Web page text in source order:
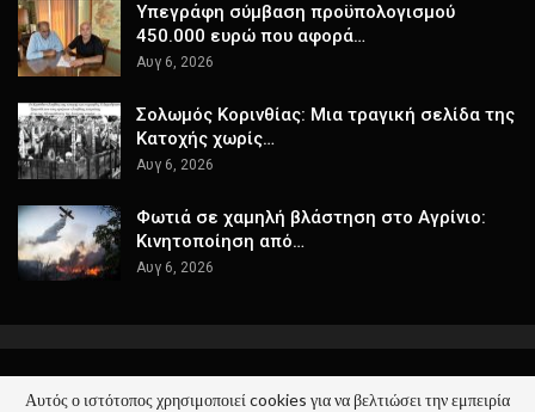
Υπεγράφη σύμβαση προϋπολογισμού
450.000 ευρώ που αφορά…
Αυγ 6, 2026
Σολωμός Κορινθίας: Μια τραγική σελίδα της
Κατοχής χωρίς…
Αυγ 6, 2026
Φωτιά σε χαμηλή βλάστηση στο Αγρίνιο:
Κινητοποίηση από…
Αυγ 6, 2026
© 2026 - ΚΕΡΑΙΑ - Όλα τα Νέα. All Rights Reserved.
Αυτός ο ιστότοπος χρησιμοποιεί cookies για να βελτιώσει την εμπειρία